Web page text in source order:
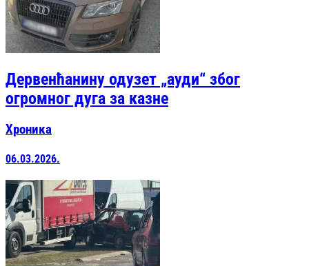
Дервенћанину одузет „ауди“ због
огромног дуга за казне
Хроника
06.03.2026.